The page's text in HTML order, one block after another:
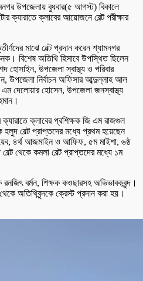
উপজেলায় বুধবার(৫ আগস্ট) বিকালে
ক্যারাতে ক্লাবের আয়োজনে বেল্ট পরীক্ষার
মাঝে বেল্ট প্রদান করেন শ্যামনগর
বিশেষ অতিথি হিসাবে উপস্থিত ছিলেন
হোসাইন, উপজেলা স্বাস্থ্য ও পরিবার
উপজেলা নির্বাচন অফিসার আব্দুল্লাহ আল
দেলোয়ার হোসেন, উপজেলা জনস্বাস্থ্য
ক্লাবের প্রশিক্ষক জি এম রাজগুল
বেল্ট প্রাপ্তদের মধ্যে প্রথম হয়েছেন
৪র্থ আজমাইন ও আফিফ, ৫ম মাইশা, ৬ষ্ঠ
থেকে কমলা বেল্ট প্রাপ্তদের মধ্যে ১ম
বর্মন, শিক্ষক কওছারসহ অভিভাবকবৃন্দ।
অতিথিবৃন্দকে ক্রেস্ট প্রদান করা হয়।